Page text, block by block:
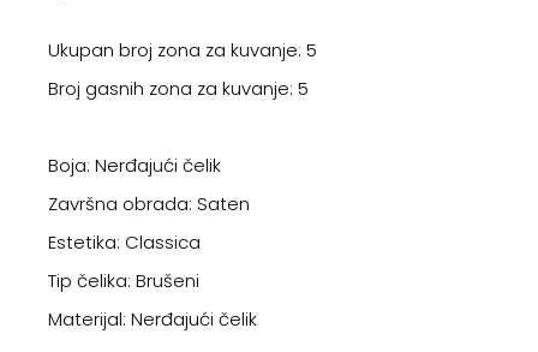
Ukupan broj zona za kuvanje: 5
Broj gasnih zona za kuvanje: 5
Boja: Nerđajući čelik
Završna obrada: Saten
Estetika: Classica
Tip čelika: Brušeni
Materijal: Nerđajući čelik